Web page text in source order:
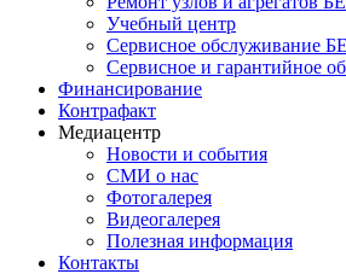
Учебный центр
Сервисное обслуживание
Сервисное и гарантийное
Финансирование
Контрафакт
Медиацентр
Новости и события
СМИ о нас
Фотогалерея
Видеогалерея
Полезная информация
Контакты